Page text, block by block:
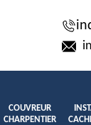
COUVREUR
CHARPENTIER